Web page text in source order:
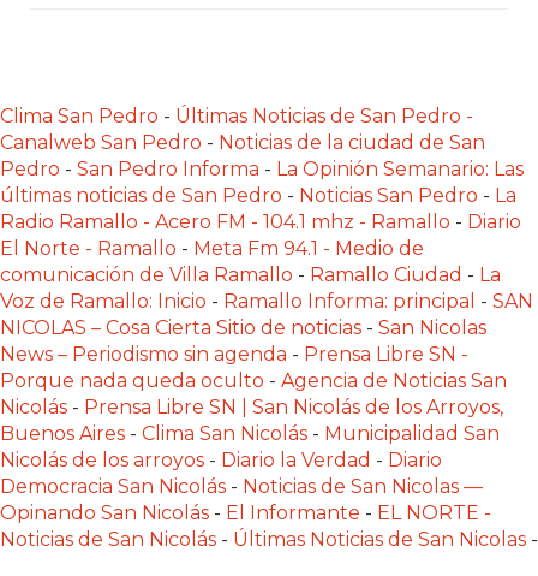
UNA
TIENDA
ONLINE:
¿CUÁL
ES
MEJOR
PLATAFORMA?
CHANGUITO.COM.AR,
LA
TIENDA
ONLINE
ARGENTINA
QUE
LAS
Clima San Pedro - Últimas Noticias de San Pedro -
Canalweb San Pedro - Noticias de la ciudad de San
Pedro - San Pedro Informa - La Opinión Semanario: Las
últimas noticias de San Pedro - Noticias San Pedro - La
Radio Ramallo - Acero FM - 104.1 mhz - Ramallo - Diario
El Norte - Ramallo - Meta Fm 94.1 - Medio de
comunicación de Villa Ramallo - Ramallo Ciudad - La
Voz de Ramallo: Inicio - Ramallo Informa: principal - SAN
NICOLAS – Cosa Cierta Sitio de noticias - San Nicolas
News – Periodismo sin agenda - Prensa Libre SN -
Porque nada queda oculto - Agencia de Noticias San
Nicolás - Prensa Libre SN | San Nicolás de los Arroyos,
Buenos Aires - Clima San Nicolás - Municipalidad San
Nicolás de los arroyos - Diario la Verdad - Diario
Democracia San Nicolás - Noticias de San Nicolas —
Opinando San Nicolás - El Informante - EL NORTE -
Noticias de San Nicolás - Últimas Noticias de San Nicolas -